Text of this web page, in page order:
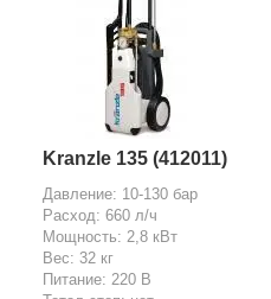
Kranzle 135 (412011)
Давление: 10-130 бар
Расход: 660 л/ч
Мощность: 2,8 кВт
Вес: 32 кг
Питание: 220 В